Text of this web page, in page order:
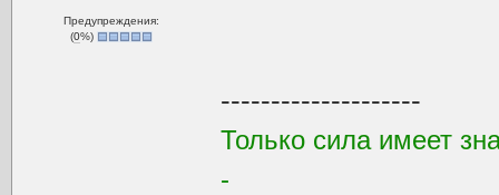
Предупреждения:
(0%)
--------------------
Только сила имеет
-